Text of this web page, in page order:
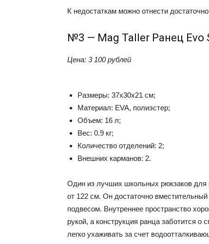
К недостаткам можно отнести
№3 — Mag Taller Ранец Evo
Цена: 3 100 рублей
Размеры: 37х30х21 см;
Материал: EVA, полиэстер;
Объем: 16 л;
Вес: 0.9 кг;
Количество отделений: 2;
Внешних карманов: 2.
Один из лучших школьных рюкзаков для
от 122 см. Он достаточно
подвесом. Внутреннее пространство
рукой, а конструкция ранца заботится о
легко ухаживать за счет